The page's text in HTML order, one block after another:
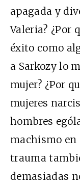
apagada y
Valeria? ¿Por
éxito como
a Sarkozy lo
mujer? ¿Por
mujeres
hombres
machismo en
trauma
demasiadas